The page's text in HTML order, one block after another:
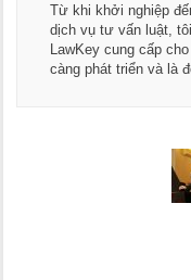
Từ khi khởi nghiệp
dịch vụ tư vấn luật,
LawKey cung cấp
càng phát triển và là